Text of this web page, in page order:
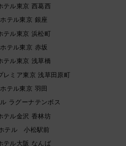
テル東京 西葛西
テル東京 銀座
テル東京 浜松町
テル東京 赤坂
テル東京 浅草橋
レミア東京 浅草田原町
テル東京 羽田
ラグーナテンボス
テル金沢 香林坊
テル 小松駅前
テル大阪 なんば